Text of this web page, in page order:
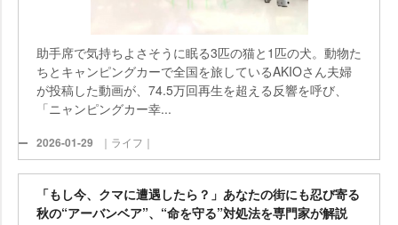
助手席で気持ちよさそうに眠る3匹の猫と1匹の犬。動物た
ちとキャンピングカーで全国を旅しているAKIOさん夫婦
が投稿した動画が、74.5万回再生を超える反響を呼び、
「ニャンピングカー幸...
2026-01-29 ｜ライフ｜
「もし今、クマに遭遇したら？」あなたの街にも忍び寄る
秋の“アーバンベア”、“命を守る”対処法を専門家が解説